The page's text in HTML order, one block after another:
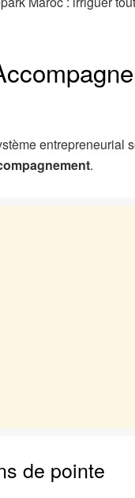
entrepreneurial
.
de pointe